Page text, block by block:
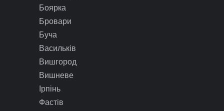
Боярка
Бровари
Буча
Васильків
Вишгород
Вишневе
Ірпінь
Фастів